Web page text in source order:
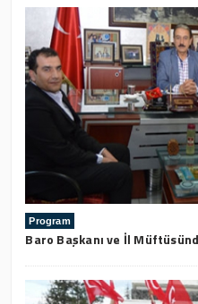
Program
Baro Başkanı ve İl